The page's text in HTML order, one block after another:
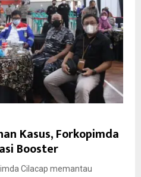
Kasus, Forkopimda
Booster
Cilacap memantau